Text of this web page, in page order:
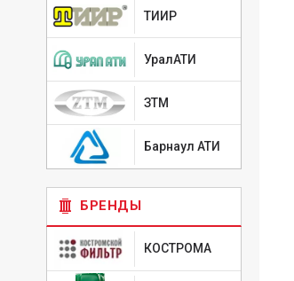
ТИИР
УралАТИ
ЗТМ
Барнаул АТИ
БРЕНДЫ
КОСТРОМА